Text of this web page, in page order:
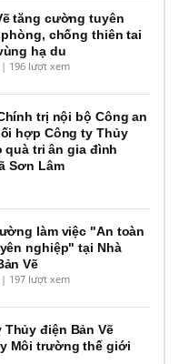
tăng cường tuyên
chống thiên tai
hạ du
196 lượt xem
trị nội bộ Công an
hợp Công ty Thủy
quà tri ân gia đình
Sơn Lâm
làm việc "An toàn
nghiệp" tại Nhà
Vẽ
197 lượt xem
Thủy điện Bản Vẽ
Môi trường thế giới